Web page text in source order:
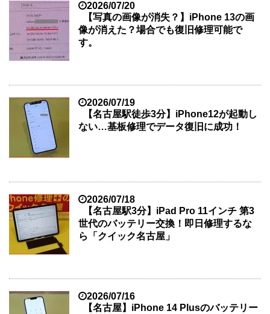
2026/07/20
【写真の画像が消失？】iPhone 13の画
像が消えた？場合でも復旧修理可能で
す。
2026/07/19
【名古屋駅徒歩3分】iPhone12が起動し
ない…基板修理でデータ復旧に成功！
2026/07/18
【名古屋駅3分】iPad Pro 11インチ 第3
世代のバッテリー交換！即日修理するな
ら「クイック名古屋」
2026/07/16
【名古屋】iPhone 14 Plusのバッテリー